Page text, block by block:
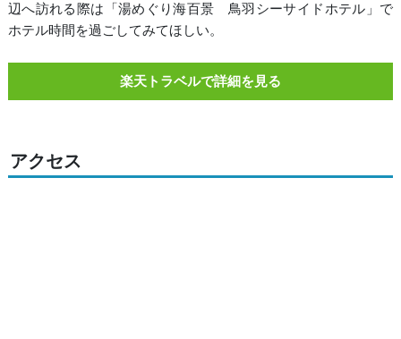
辺へ訪れる際は「湯めぐり海百景 鳥羽シーサイドホテル」で
ホテル時間を過ごしてみてほしい。
楽天トラベルで詳細を見る
アクセス